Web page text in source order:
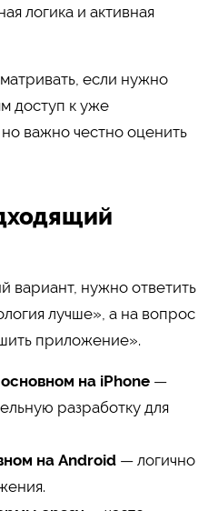
логика и активная
если нужно
доступ к уже
важно честно оценить
вариант, нужно ответить
лучше», а на вопрос
приложение».
на iPhone—
разработку для
на Android— логично